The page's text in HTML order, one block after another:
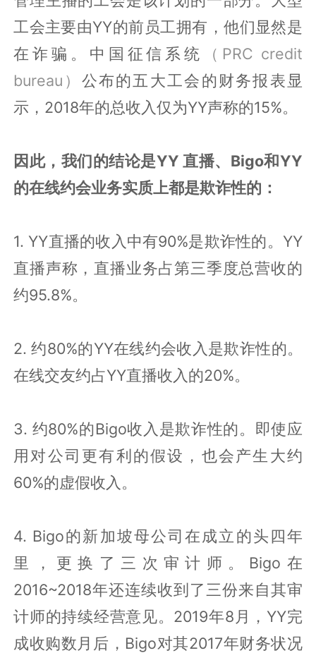
工会主要由YY的前员工拥有，他们显然是
在诈骗。中国征信系统
（PRC credit
bureau） 公布的五大工会的财务报表显
示，2018年的总收入仅为YY声称的15%。
因此，我们的结论是YY 直播、Bigo和YY
的在线约会业务实质上都是欺诈性的：
1. YY直播的收入中有90%是欺诈性的。YY
直播声称，直播业务占第三季度总营收的
约95.8%。
2. 约80%的YY在线约会收入是欺诈性的。
在线交友约占YY直播收入的20%。
3. 约80%的Bigo收入是欺诈性的。即使应
用对公司更有利的假设，也会产生大约
60%的虚假收入。
4. Bigo的新加坡母公司在成立的头四年
里，更换了三次审计师。Bigo在
2016~2018年还连续收到了三份来自其审
计师的持续经营意见。2019年8月，YY完
成收购数月后，Bigo对其2017年财务状况